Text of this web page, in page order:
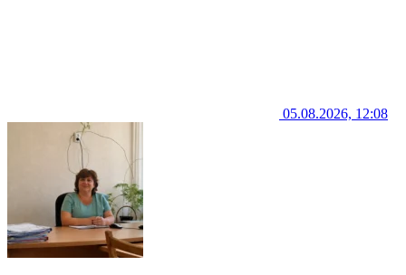
05.08.2026, 12:08